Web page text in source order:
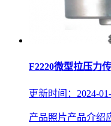
F2220微型拉压力
更新时间：2024-
产品照片产品介绍